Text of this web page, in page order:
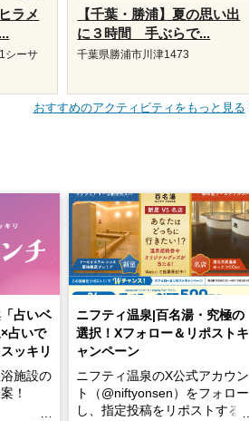
ラメ
シーサ
【千葉・勝浦】夏の思い出
に３時間 手ぶらで...
千葉県勝浦市川津1473
おすすめのアクティビティをもっと見る
占いベ
占いで
ッキリ
施設の
！
ニフティ温泉|百名湯・究極の
選択！Xフォロー＆リポストキ
ャンペーン
ニフティ温泉のX公式アカウン
ト（@niftyonsen）をフォロー
し、指定投稿をリポストする